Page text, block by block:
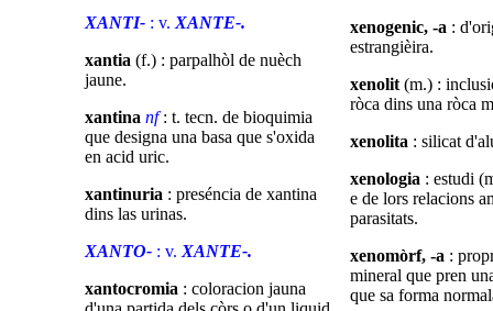
XANTI- : v. XANTE-.
xantia (f.) : parpalhòl de nuèch
jaune.
xantina nf: t. tecn. de bioquimia
que designa una basa que s'oxida
en acid uric.
xantinuria : preséncia de xantina
dins las urinas.
XANTO- : v. XANTE-.
xantocromia : coloracion jauna
xenogenic, -a :
estrangièira.
xenolit (m.) :
ròca dins una ròca
xenolita : silicat
xenologia : estudi
e de lors relacions
parasitats.
xenomòrf, -a :
mineral que pren
que sa forma